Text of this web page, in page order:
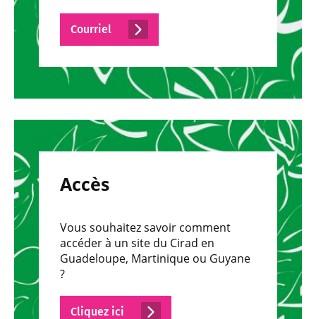
Courriel
Accès
Vous souhaitez savoir comment
accéder à un site du Cirad en
Guadeloupe, Martinique ou Guyane
?
Cliquez ici